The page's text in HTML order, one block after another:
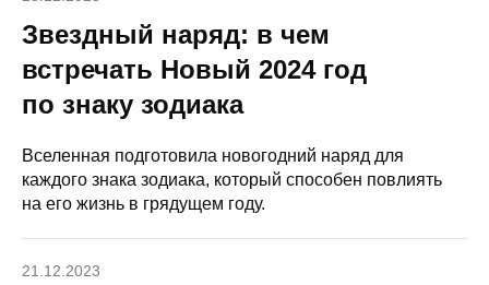
Звездный наряд: в чем
встречать Новый 2024 год
по знаку зодиака
Вселенная подготовила новогодний наряд для
каждого знака зодиака, который способен повлиять
на его жизнь в грядущем году.
21.12.2023